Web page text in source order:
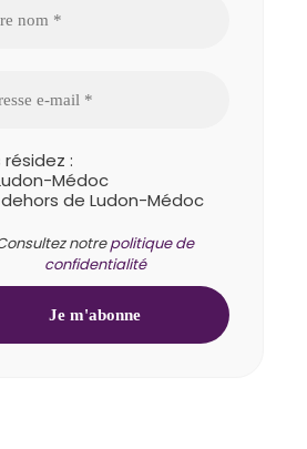
résidez :
Médoc
dehors de Ludon-Médoc
notrepolitique de
confidentialité